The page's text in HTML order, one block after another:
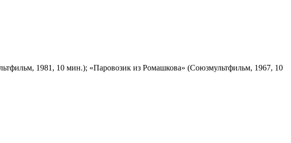
1981, 10 мин.); «Паровозик из Ромашкова» (Союзмультфильм, 1967, 10